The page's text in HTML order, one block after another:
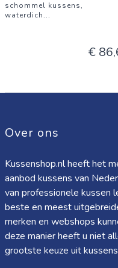
schommel kussens,
waterdich...
€
Over ons
Kussenshop.nl heeft het
aanbod kussens van
van professionele kussen
beste en meest
merken en webshops
deze manier heeft u niet
grootste keuze uit